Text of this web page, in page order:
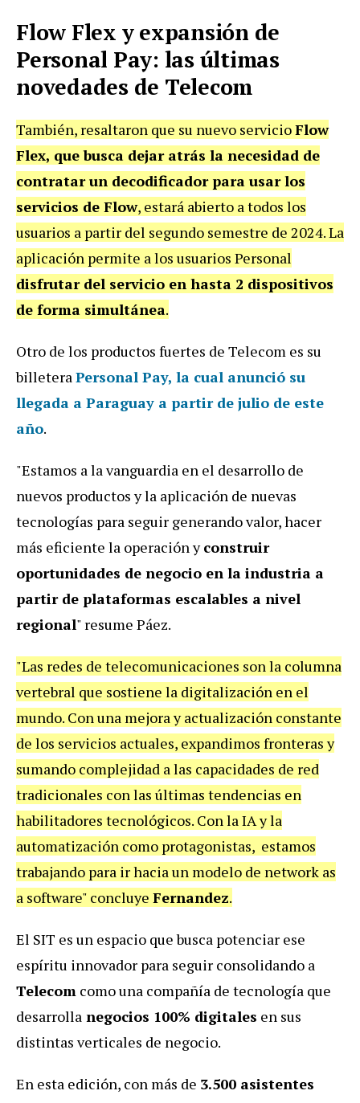
Flow Flex y expansión de
Personal Pay: las últimas
novedades de Telecom
También, resaltaron que su nuevo servicioFlow
Flex, que busca dejar atrás la necesidad de
contratar un decodificador para usar los
servicios de Flow, estará abierto a todos los
usuarios a partir del segundo semestre de 2024. La
aplicación permite a los usuarios Personal
disfrutar del servicio en hasta 2 dispositivos
de forma simultánea.
Otro de los productos fuertes de Telecom es su
billeteraPersonal Pay, la cual anunció su
llegada a Paraguay a partir de julio de este
año.
"Estamos a la vanguardia en el desarrollo de
nuevos productos y la aplicación de nuevas
tecnologías para seguir generando valor, hacer
más eficiente la operación yconstruir
oportunidades de negocio en la industria a
partir de plataformas escalables a nivel
regional" resume Páez.
"Las redes de telecomunicaciones son la columna
vertebral que sostiene la digitalización en el
mundo. Con una mejora y actualización constante
de los servicios actuales, expandimos fronteras y
sumando complejidad a las capacidades de red
tradicionales con las últimas tendencias en
habilitadores tecnológicos. Con la IA y la
automatización como protagonistas, estamos
trabajando para ir hacia un modelo de network as
a software" concluye Fernandez.
El SIT es un espacio que busca potenciar ese
espíritu innovador para seguir consolidando a
Telecom como una compañía de tecnología que
desarrolla negocios 100% digitales en sus
distintas verticales de negocio.
En esta edición, con más de 3.500 asistentes